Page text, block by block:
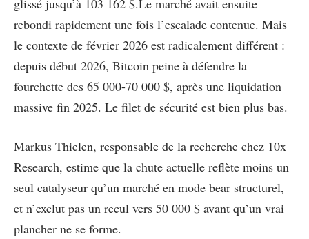
rebondi rapidement une fois l’escalade contenue. Mais
le contexte de février 2026 est radicalement différent :
depuis début 2026, Bitcoin peine à défendre la
fourchette des 65 000-70 000 $, après une liquidation
massive fin 2025. Le filet de sécurité est bien plus bas.
Markus Thielen, responsable de la recherche chez 10x
Research, estime que la chute actuelle reflète moins un
seul catalyseur qu’un marché en mode bear structurel,
et n’exclut pas un recul vers 50 000 $ avant qu’un vrai
plancher ne se forme.